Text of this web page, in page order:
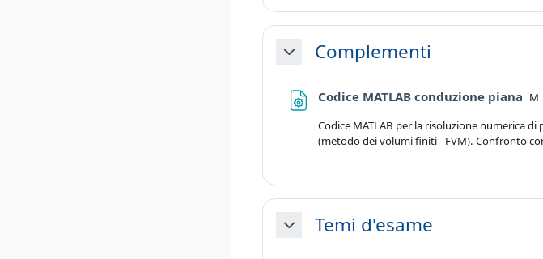
MinimizzaComplementi
Codice MATLAB conduzione piana File
M
Codice MATLAB per la risoluzione numerica
(metodo dei volumi finiti - FVM). Confronto
MinimizzaTemi d'esame